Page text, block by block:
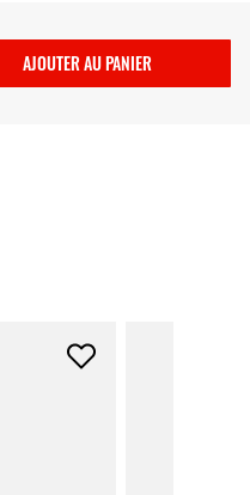
AJOUTER AU PANIER